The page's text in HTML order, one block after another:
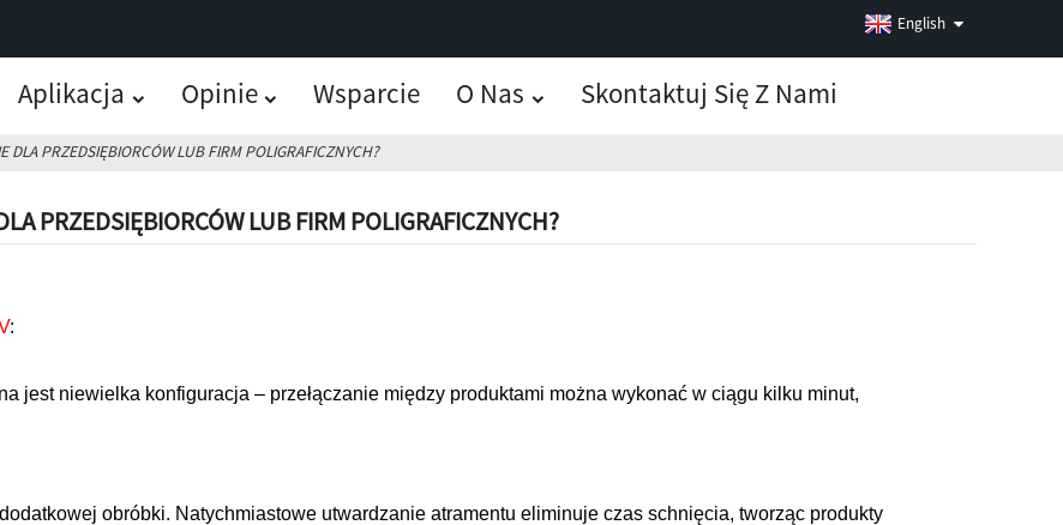
English
Aplikacja Opinie Wsparcie O Nas Skontaktuj Się Z Nami
DLA PRZEDSIĘBIORCÓW LUB FIRM POLIGRAFICZNYCH?
PRZEDSIĘBIORCÓW LUB FIRM POLIGRAFICZNYCH?
:
jest niewielka konfiguracja – przełączanie między produktami można wykonać w ciągu kilku minut,
obróbki. Natychmiastowe utwardzanie atramentu eliminuje czas schnięcia, tworząc produkty